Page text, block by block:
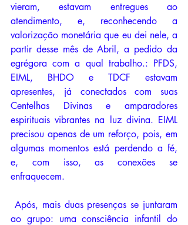
vieram, estavam entregues ao
atendimento, e, reconhecendo a
valorização monetária que eu dei nele, a
partir desse mês de Abril, a pedido da
egrégora com a qual trabalho.: PFDS,
EIML, BHDO e TDCF estavam
apresentes, já conectados com suas
Centelhas Divinas e amparadores
espirituais vibrantes na luz divina. EIML
precisou apenas de um reforço, pois, em
algumas momentos está perdendo a fé,
e, com isso, as conexões se
enfraquecem.
ao grupo: uma consciência infantil do